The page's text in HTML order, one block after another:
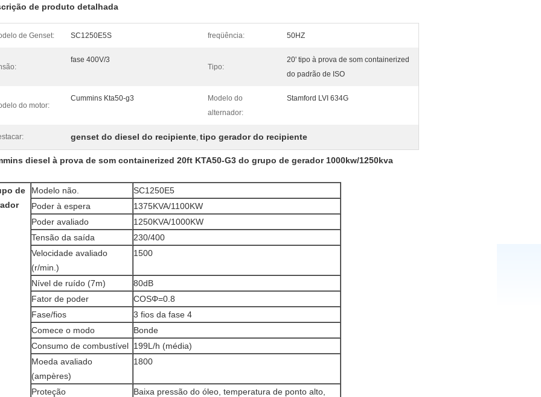
de produto detalhada
de Genset: SC1250E5S freqüência: 50HZ
fase 400V/3
Tipo:
20' tipo à prova de som containerized
do padrão de ISO
do motor:
Cummins Kta50-g3
Modelo do
alternador:
Stamford LVI 634G
genset do diesel do recipiente, tipo gerador do recipiente
diesel à prova de som containerized 20ft KTA50-G3 do grupo de gerador 1000kw/1250kva
de
Modelo não.
SC1250E5
Poder à espera
1375KVA/1100KW
Poder avaliado
1250KVA/1000KW
Tensão da saída
230/400
Velocidade avaliado
(r/min.)
1500
Nível de ruído (7m)
80dB
Fator de poder
COSΦ=0.8
Fase/fios
3 fios da fase 4
Comece o modo
Bonde
Consumo de combustível 199L/h (média)
Moeda avaliado
(ampères)
1800
Proteção
Baixa pressão do óleo, temperatura de ponto alto,